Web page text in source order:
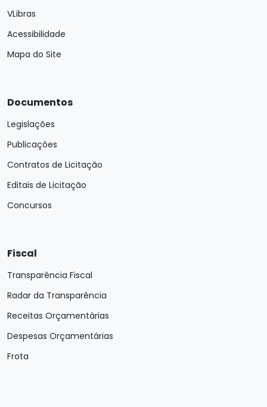
VLibras
Acessibilidade
Mapa do Site
Documentos
Legislações
Publicações
Contratos de Licitação
Editais de Licitação
Concursos
Fiscal
Transparência Fiscal
Radar da Transparência
Receitas Orçamentárias
Despesas Orçamentárias
Frota